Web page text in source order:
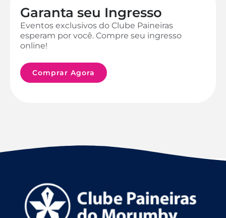
Garanta seu Ingresso
Eventos exclusivos do Clube Paineiras
esperam por você. Compre seu ingresso
online!
Comprar Agora